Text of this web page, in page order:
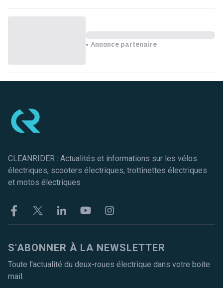
Annonce partenaire
CLEANRIDER : Actualités et informations sur les vélos
électriques, scooters électriques, trottinettes électriques
et motos électriques
FacebookTwitter LinkekinYoutubeInstagram
S'ABONNER À LA NEWSLETTER
Toute l'actualité du deux-roues électrique dans votre boite
mail.